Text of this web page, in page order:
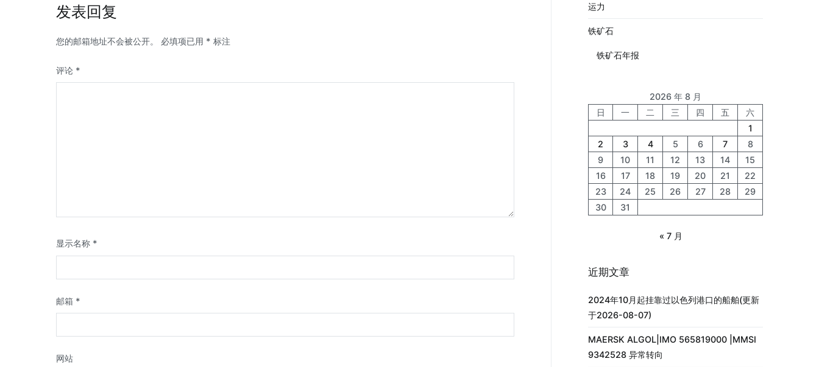
发表回复
您的邮箱地址不会被公开。 必填项已用 * 标注
评论 *
显示名称 *
邮箱 *
网站
运力
铁矿石
铁矿石年报
2026 年 8 月
日
一 二 三 四 五
六
1
2
3 4 5 6 7
8
9
10 11 12 13 14
15
16
17 18 19 20 21
22
23
24 25 26 27 28
29
30
31
« 7 月
近期文章
2024年10月起挂靠过以色列港口的船舶(更新
于2026-08-07)
MAERSK ALGOL|IMO 565819000 |MMSI
9342528 异常转向